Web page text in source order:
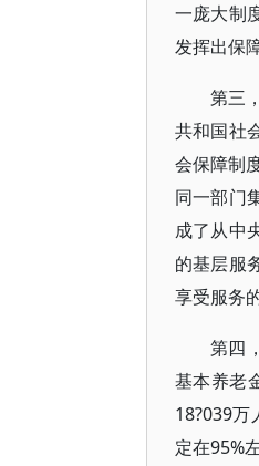
一庞大制
发挥出保
第三
共和国社
会保障制
同一部门
成了从中
的基层服
享受服务
第四
基本养老
18?039
定在95%